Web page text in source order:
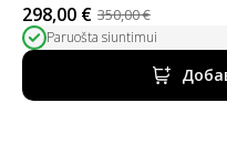
350,00€
Первоначальная
цена
была:
350,00 €.
298,00 €
Текущая
цена:
298,00 €.
Paruošta siuntimui